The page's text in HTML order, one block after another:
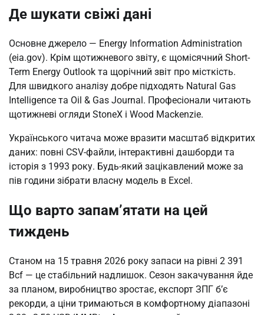
Де шукати свіжі дані
Основне джерело — Energy Information Administration
(eia.gov). Крім щотижневого звіту, є щомісячний Short-
Term Energy Outlook та щорічний звіт про місткість.
Для швидкого аналізу добре підходять Natural Gas
Intelligence та Oil & Gas Journal. Професіонали читають
щотижневі огляди StoneX і Wood Mackenzie.
Українського читача може вразити масштаб відкритих
даних: повні CSV-файли, інтерактивні дашборди та
історія з 1993 року. Будь-який зацікавлений може за
пів години зібрати власну модель в Excel.
Що варто запам’ятати на цей
тиждень
Станом на 15 травня 2026 року запаси на рівні 2 391
Bcf — це стабільний надлишок. Сезон закачування йде
за планом, виробництво зростає, експорт ЗПГ б’є
рекорди, а ціни тримаються в комфортному діапазоні